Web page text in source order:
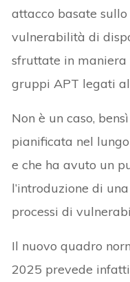
attacco basate
vulnerabilità di
sfruttate in
gruppi APT legati
Non è un caso,
pianificata nel
e che ha avuto un
l’introduzione di
processi di
Il nuovo quadro
2025 prevede